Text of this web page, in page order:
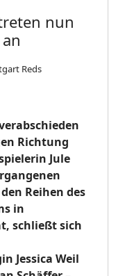
nun
Reds
Richtung
Jule
Reihen des
in
schließt sich
Jessica Weil